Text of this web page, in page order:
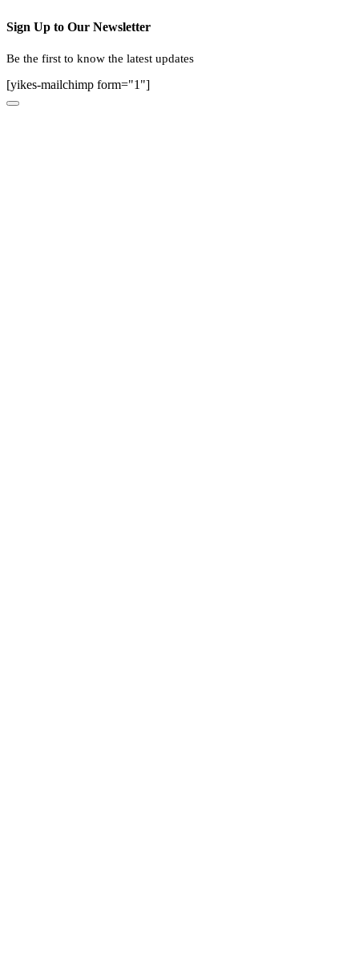
Sign Up to Our Newsletter
Be the first to know the latest updates
[yikes-mailchimp form="1"]